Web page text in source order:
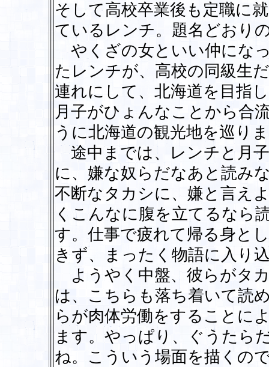
そして高校卒業後も定職に
ているレンチ。題名どおり
やくざの女といい仲にな
たレンチが、高校の同級生
連れにして、北海道を目指
月子がひょんなことから合
うに北海道の観光地を巡り
途中までは、レンチと月
に、嫌な奴らだなあと読み
不断なタカシに、嫌と言え
くこんなに腹を立てるなら
す。仕事で疲れて帰る身と
きず、まったく物語に入り
ようやく中盤、彼らがタ
は、こちらも落ち着いて読
らが肉体労働をすることに
ます。やっぱり、ぐうたら
ね。こういう場面を描くの